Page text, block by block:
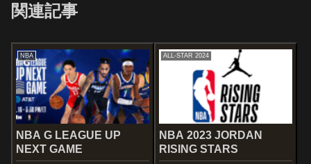
関連記事
NBA
NBA G LEAGUE UP
NEXT GAME
ALL-STAR 2024
NBA 2023 JORDAN
RISING STARS